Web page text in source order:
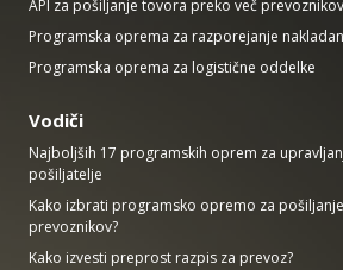
API za pošiljanje tovora preko več prevoznikov
Programska oprema za razporejanje
Programska oprema za logistične oddelke
Vodiči
Najboljših 17 programskih oprem za
pošiljatelje
Kako izbrati programsko opremo za
prevoznikov?
Kako izvesti preprost razpis za prevoz?